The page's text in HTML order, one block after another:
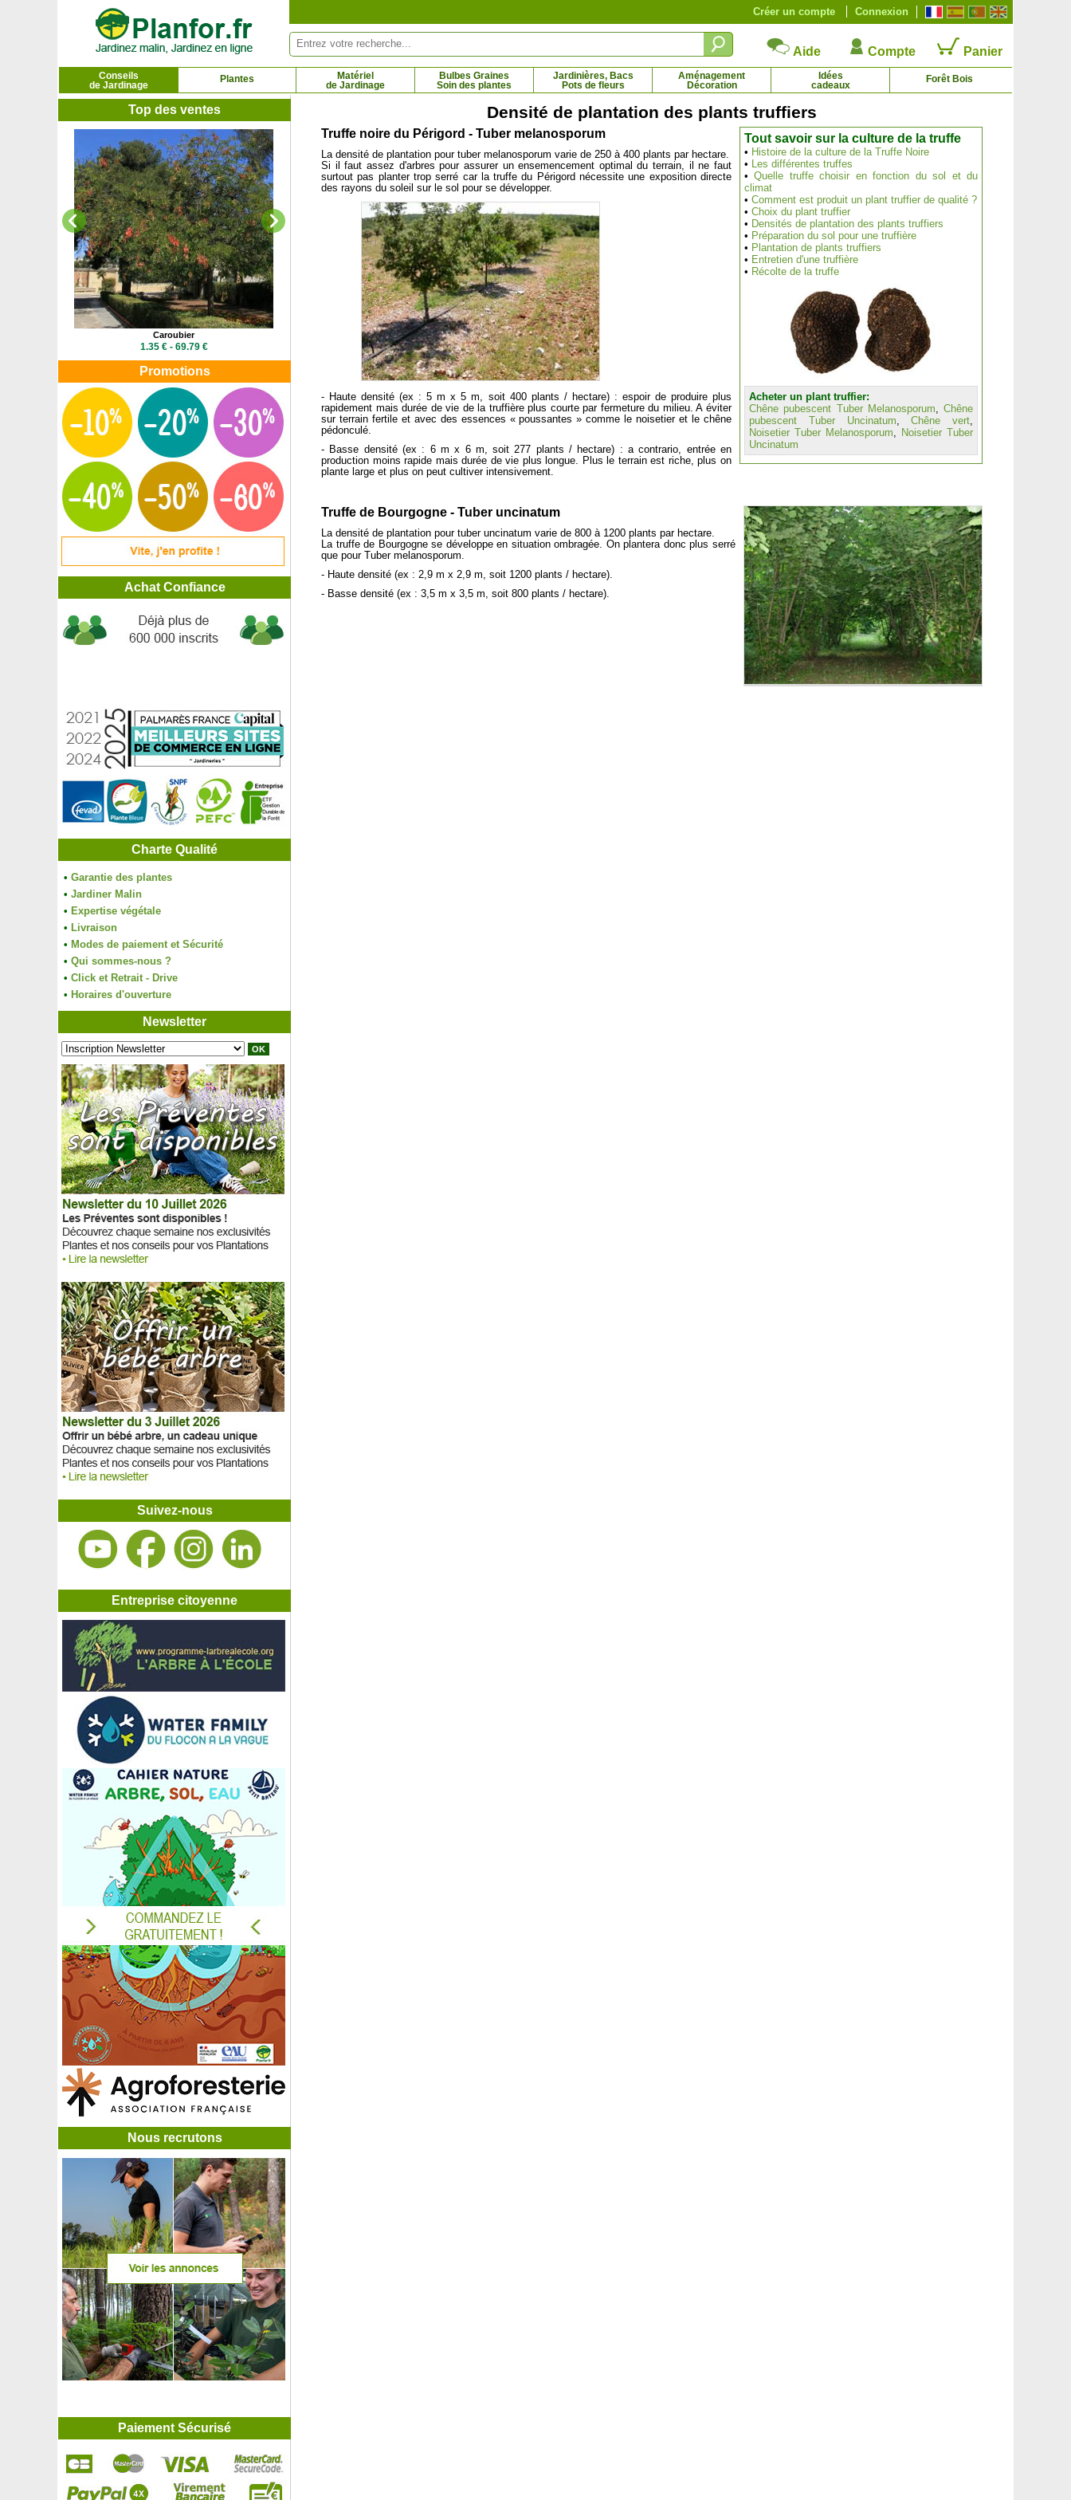
Connexion
Créer un compte
Aide Compte Panier
Conseils
de Jardinage
Plantes
Matériel
de Jardinage
Bulbes Graines
Soin des plantes
Jardinières, Bacs
Pots de fleurs
Aménagement
Décoration
Idées
cadeaux
Forêt Bois
Top des ventes
Caroubier
1.35 € - 69.79 €
Catalpa boule
86.02 € - 107.66 €
Cédratier Main de Bouddha
21.59 € - 96.84 €
Cèdre de l'Atlas
0.92 € - 175.12 €
Promotions
Achat Confiance
Charte Qualité
• Garantie des plantes
• Jardiner Malin
• Expertise végétale
• Livraison
• Modes de paiement et Sécurité
• Qui sommes-nous ?
• Click et Retrait - Drive
• Horaires d'ouverture
Newsletter
Suivez-nous
Entreprise citoyenne
Nous recrutons
Densité de plantation des plants truffiers
Tout savoir sur la culture de la truffe
• Histoire de la culture de la Truffe Noire
• Les différentes truffes
•Quelle truffe choisir en fonction du sol et du
climat
• Comment est produit un plant truffier de qualité ?
• Choix du plant truffier
• Densités de plantation des plants truffiers
• Préparation du sol pour une truffière
• Plantation de plants truffiers
• Entretien d'une truffière
• Récolte de la truffe
Acheter un plant truffier:
Chêne pubescent Tuber Melanosporum, Chêne
pubescent Tuber Uncinatum,Chêne vert,
Noisetier Tuber Melanosporum, Noisetier Tuber
Uncinatum
Truffe noire du Périgord - Tuber melanosporum
La densité de plantation pour tuber melanosporum varie de 250 à 400 plants par hectare.
Si il faut assez d'arbres pour assurer un ensemencement optimal du terrain, il ne faut
surtout pas planter trop serré car la truffe du Périgord nécessite une exposition directe
des rayons du soleil sur le sol pour se développer.
- Haute densité (ex : 5 m x 5 m, soit 400 plants / hectare) : espoir de produire plus
rapidement mais durée de vie de la truffière plus courte par fermeture du milieu. A éviter
sur terrain fertile et avec des essences « poussantes » comme le noisetier et le chêne
pédonculé.
- Basse densité (ex : 6 m x 6 m, soit 277 plants / hectare) : a contrario, entrée en
production moins rapide mais durée de vie plus longue. Plus le terrain est riche, plus on
plante large et plus on peut cultiver intensivement.
Truffe de Bourgogne - Tuber uncinatum
La densité de plantation pour tuber uncinatum varie de 800 à 1200 plants par hectare.
La truffe de Bourgogne se développe en situation ombragée. On plantera donc plus serré
que pour Tuber melanosporum.
- Haute densité (ex : 2,9 m x 2,9 m, soit 1200 plants / hectare).
- Basse densité (ex : 3,5 m x 3,5 m, soit 800 plants / hectare).
Paiement Sécurisé
Panneau de gestion des cookies